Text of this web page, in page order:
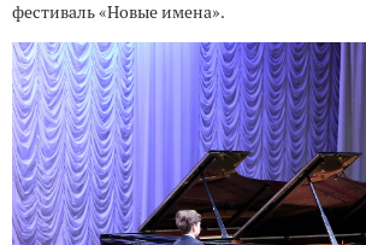
фестиваль «Новые имена».